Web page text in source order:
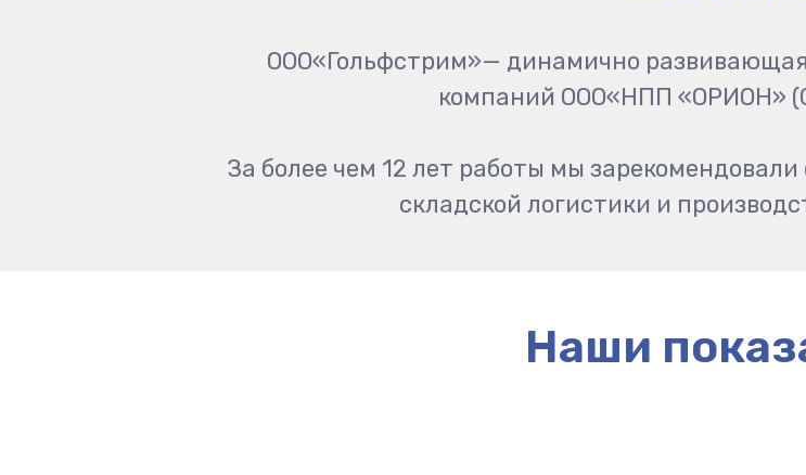
ООО«Гольфстрим»— динамично
компаний ООО«НПП «ОРИОН»
За более чем 12 лет работы мы
складской логистики и
Наши